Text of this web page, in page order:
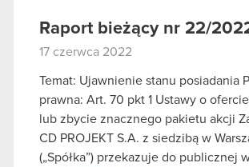
Raport bieżący nr 22/
17 czerwca 2022
Temat: Ujawnienie stanu posiadania
prawna: Art. 70 pkt 1 Ustawy o
lub zbycie znacznego pakietu akcji
CD PROJEKT S.A. z siedzibą w
(„Spółka”) przekazuje do publicznej